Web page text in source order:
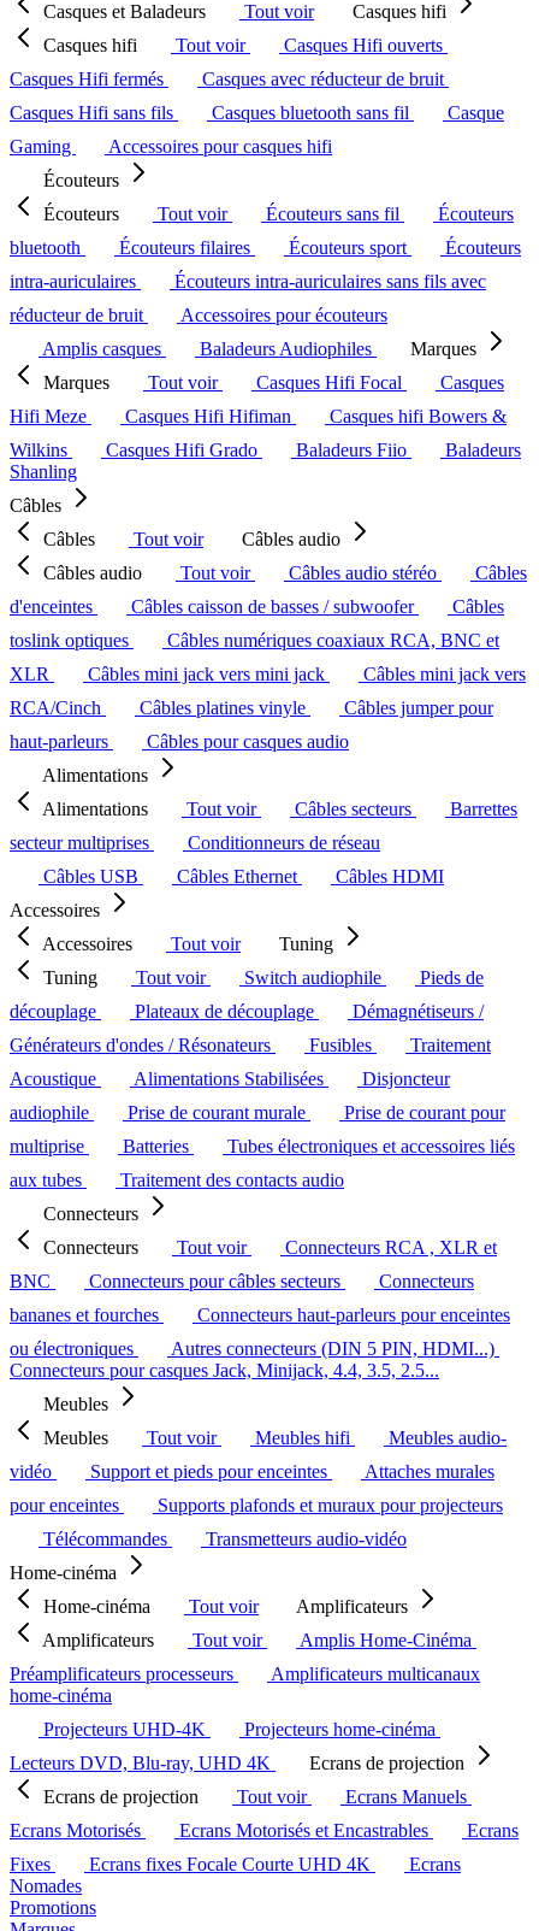
Casques et Baladeurs
Tout voir
Casques hifi
Casques hifi
Tout voir
Casques Hifi ouverts
Casques Hifi fermés
Casques avec réducteur de bruit
Casques Hifi sans fils
Casques bluetooth sans fil
Casque
Gaming
Accessoires pour casques hifi
Écouteurs
Écouteurs
Tout voir Écouteurs sans fil
Écouteurs
bluetooth
Écouteurs filaires Écouteurs sport
Écouteurs
intra-auriculaires
Écouteurs intra-auriculaires sans fils avec
réducteur de bruit
Accessoires pour écouteurs
Amplis casques
Baladeurs Audiophiles
Marques
Marques
Tout voir Casques Hifi Focal
Casques
Hifi Meze
Casques Hifi Hifiman
Casques hifi Bowers &
Wilkins
Casques Hifi Grado Baladeurs Fiio
Baladeurs
Shanling
Câbles
Câbles
Tout voir
Câbles audio
Câbles audio
Tout voir Câbles audio stéréo
Câbles
d'enceintes
Câbles caisson de basses / subwoofer
Câbles
toslink optiques
Câbles numériques coaxiaux RCA, BNC et
XLR
Câbles mini jack vers mini jack
Câbles mini jack vers
RCA/Cinch
Câbles platines vinyle
Câbles jumper pour
haut-parleurs
Câbles pour casques audio
Alimentations
Alimentations
Tout voir Câbles secteurs
Barrettes
secteur multiprises
Conditionneurs de réseau
Câbles USB
Câbles Ethernet
Câbles HDMI
Accessoires
Accessoires
Tout voir
Tuning
Tuning
Tout voir Switch audiophile
Pieds de
découplage
Plateaux de découplage
Démagnétiseurs /
Générateurs d'ondes / Résonateurs
Fusibles
Traitement
Acoustique
Alimentations Stabilisées
Disjoncteur
audiophile
Prise de courant murale
Prise de courant pour
multiprise
Batteries
Tubes électroniques et accessoires liés
aux tubes
Traitement des contacts audio
Connecteurs
Connecteurs
Tout voir
Connecteurs RCA , XLR et
BNC
Connecteurs pour câbles secteurs
Connecteurs
bananes et fourches
Connecteurs haut-parleurs pour enceintes
ou électroniques
Autres connecteurs (DIN 5 PIN, HDMI...)
Connecteurs pour casques Jack, Minijack, 4.4, 3.5, 2.5...
Meubles
Meubles
Tout voir Meubles hifi
Meubles audio-
vidéo
Support et pieds pour enceintes
Attaches murales
pour enceintes
Supports plafonds et muraux pour projecteurs
Télécommandes
Transmetteurs audio-vidéo
Home-cinéma
Home-cinéma
Tout voir
Amplificateurs
Amplificateurs
Tout voir
Amplis Home-Cinéma
Préamplificateurs processeurs
Amplificateurs multicanaux
home-cinéma
Projecteurs UHD-4K
Projecteurs home-cinéma
Lecteurs DVD, Blu-ray, UHD 4K
Ecrans de projection
Ecrans de projection
Tout voir
Ecrans Manuels
Ecrans Motorisés
Ecrans Motorisés et Encastrables
Ecrans
Fixes
Ecrans fixes Focale Courte UHD 4K
Ecrans
Nomades
Promotions